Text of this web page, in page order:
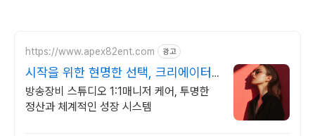
https://www.apex82ent.com 광고
시작을 위한 현명한 선택, 크리에이터,
BJ 상시 모집
방송장비 스튜디오 1:1매니저 케어, 투명한
정산과 체계적인 성장 시스템